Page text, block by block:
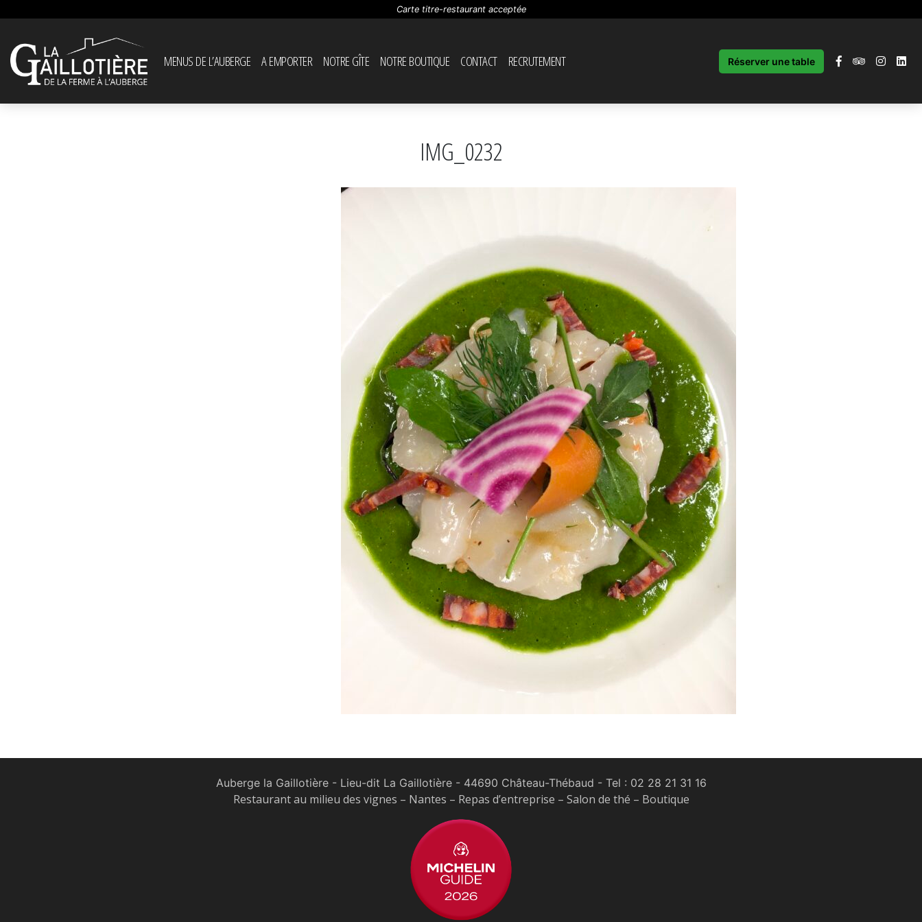
Carte titre-restaurant acceptée
MENUS DE L’AUBERGE A EMPORTER NOTRE GÎTE NOTRE BOUTIQUE CONTACT RECRUTEMENT Réserver une table
IMG_0232
Auberge la Gaillotière - Lieu-dit La Gaillotière - 44690 Château-Thébaud - Tel : 02 28 21 31 16
Restaurant au milieu des vignes – Nantes – Repas d’entreprise – Salon de thé – Boutique